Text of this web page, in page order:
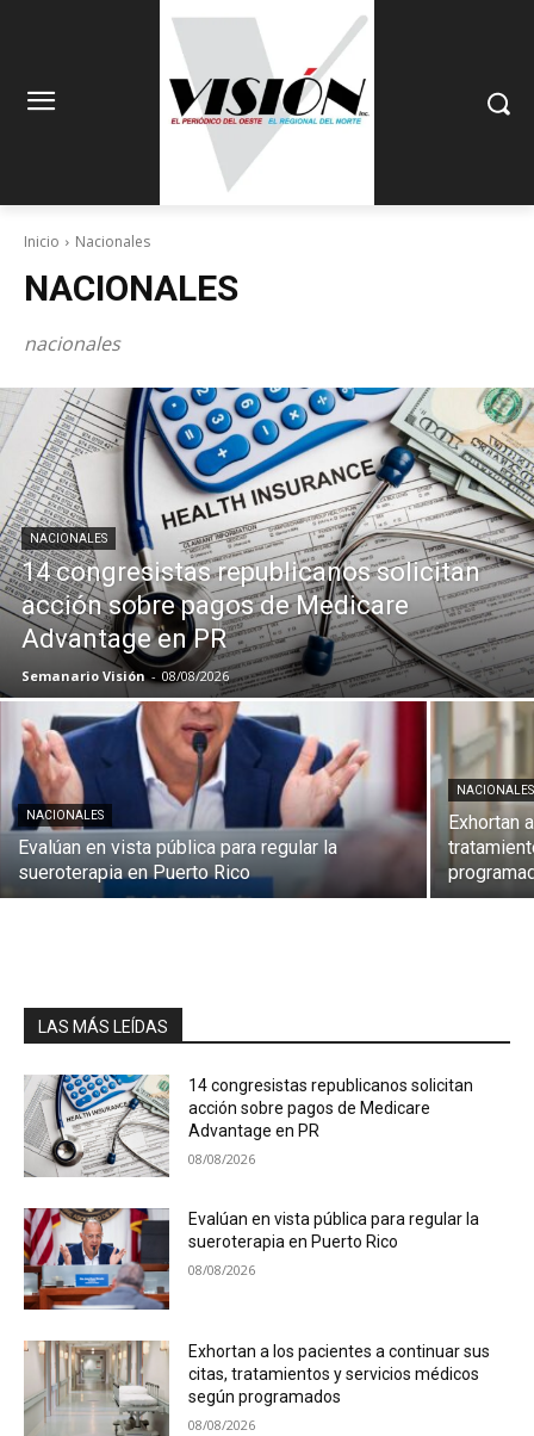
Inicio Nacionales
NACIONALES
nacionales
NACIONALES
14 congresistas republicanos solicitan
acción sobre pagos de Medicare
Advantage en PR
Semanario Visión - 08/08/2026
NACIONALES
Evalúan en vista pública para regular la
sueroterapia en Puerto Rico
NACIONALES
Exhortan
LAS MÁS LEÍDAS
14 congresistas republicanos solicitan
acción sobre pagos de Medicare
Advantage en PR
08/08/2026
Evalúan en vista pública para regular la
sueroterapia en Puerto Rico
08/08/2026
Exhortan a los pacientes a continuar sus
citas, tratamientos y servicios médicos
según programados
08/08/2026